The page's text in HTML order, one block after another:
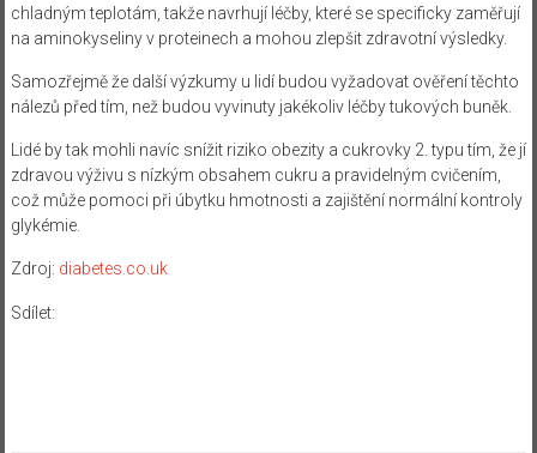
chladným teplotám, takže navrhují léčby, které se specificky zaměřují
na aminokyseliny v proteinech a mohou zlepšit zdravotní výsledky.
Samozřejmě že další výzkumy u lidí budou vyžadovat ověření těchto
nálezů před tím, než budou vyvinuty jakékoliv léčby tukových buněk.
Lidé by tak mohli navíc snížit riziko obezity a cukrovky 2. typu tím, že jí
zdravou výživu s nízkým obsahem cukru a pravidelným cvičením,
což může pomoci při úbytku hmotnosti a zajištění normální kontroly
glykémie.
Zdroj: diabetes.co.uk
Sdílet: